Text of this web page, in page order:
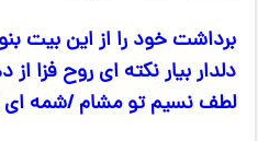
برداشت خود را از این بیت
دلدار بیار نکته ای روح فزا
لطف نسیم تو مشام /شمه ای